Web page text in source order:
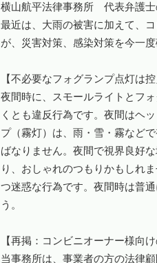
横山航平法律事務所　代表弁護士
最近は、大雨の被害に加えて、
が、災害対策、感染対策を今一
【不必要なフォグランプ点灯は控
夜間時に、スモールライトとフ
くとも違反行為です。夜間はヘ
プ（霧灯）は、雨・雪・霧など
ばなりません。夜間で視界良好
り、おしゃれのつもりかもしれ
つ迷惑な行為です。夜間時は普
う。
【再掲：コンビニオーナー様向
当事務所は、事業者の方の法律